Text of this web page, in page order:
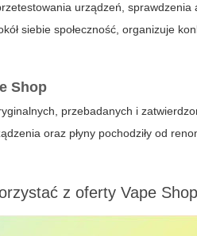
urządzeń,
siebie społeczność, organizuje
Shop
przebadanych i
oraz płyny pochodziły od
z oferty Vape